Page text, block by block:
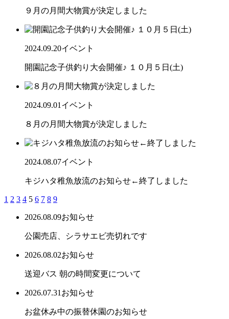
９月の月間大物賞が決定しました
2024.09.20イベント
開園記念子供釣り大会開催♪ １０月５日(土)
2024.09.01 イベント
８月の月間大物賞が決定しました
2024.08.07イベント
キジハタ稚魚放流のお知らせ←終了しました
1 2 3 4 5 6 7 8 9
2026.08.09お知らせ
公園売店、シラサエビ売切れです
2026.08.02お知らせ
送迎バス 朝の時間変更について
2026.07.31 お知らせ
お盆休み中の振替休園のお知らせ